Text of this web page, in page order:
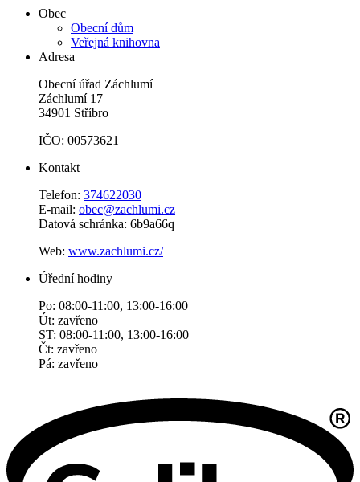
Obec
Obecní dům
Veřejná knihovna
Adresa
Obecní úřad Záchlumí
Záchlumí 17
34901 Stříbro
IČO: 00573621
Kontakt
Telefon: 374622030
E-mail: obec@zachlumi.cz
Datová schránka: 6b9a66q
Web: www.zachlumi.cz/
Úřední hodiny
Po: 08:00-11:00, 13:00-16:00
Út: zavřeno
ST: 08:00-11:00, 13:00-16:00
Čt: zavřeno
Pá: zavřeno